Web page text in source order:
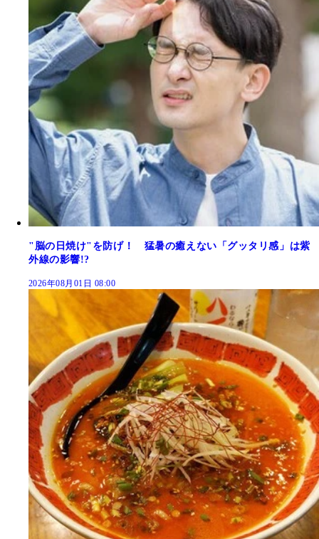
"脳の日焼け"を防げ！ 猛暑の癒えない「グッタリ感」は紫
外線の影響!?
2026年08月01日 08:00